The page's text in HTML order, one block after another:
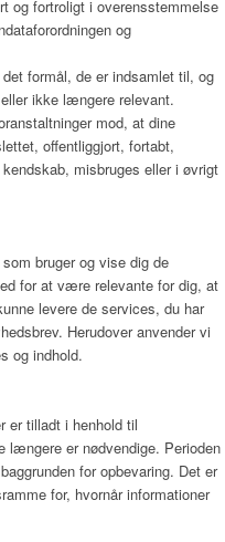
og fortroligt i overensstemmelse
og
formål, de er indsamlet til, og
ikke længere relevant.
mod, at dine
offentliggjort, fortabt,
misbruges eller i øvrigt
bruger og vise dig de
for at være relevante for dig, at
levere de services, du har
Herudover anvender vi
og indhold.
er tilladt i henhold til
længere er nødvendige. Perioden
for opbevaring. Det er
for, hvornår informationer